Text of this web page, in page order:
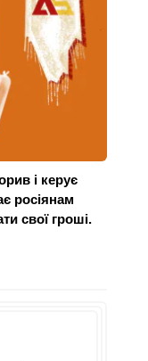
і керує
росіянам
свої гроші.